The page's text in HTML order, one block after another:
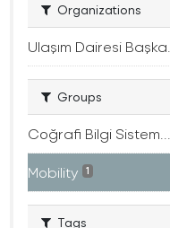
Organizations
Ulaşım Dairesi Başka...
Groups
Coğrafi Bilgi Sistem...
Mobility 1
Tags